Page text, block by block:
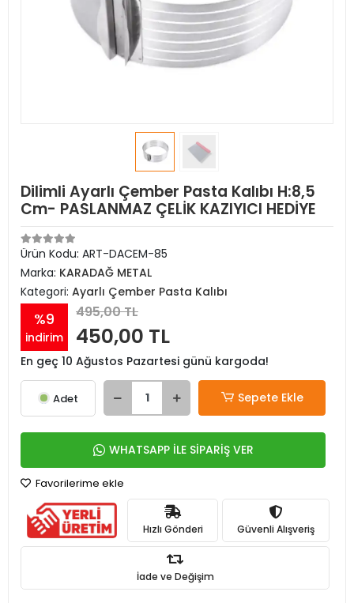
Dilimli Ayarlı Çember Pasta Kalıbı H:8,5
Cm- PASLANMAZ ÇELİK KAZIYICI HEDİYE
Ürün Kodu: ART-DACEM-85
Marka: KARADAĞ METAL
Kategori: Ayarlı Çember Pasta Kalıbı
%9
indirim
495,00 TL
450,00 TL
En geç 10 Ağustos Pazartesi günü kargoda!
Adet Sepete Ekle
WHATSAPP İLE SİPARİŞ VER
Favorilerime ekle
Hızlı Gönderi Güvenli Alışveriş
İade ve Değişim